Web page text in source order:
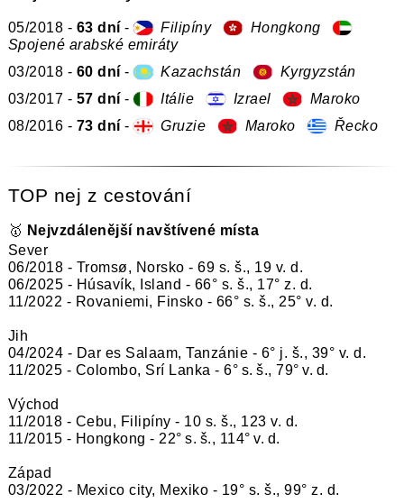
05/2018 - 63 dní - Filipíny
Hongkong
Spojené arabské emiráty
03/2018 - 60 dní - Kazachstán
Kyrgyzstán
03/2017 - 57 dní - Itálie Izrael
Maroko
08/2016 - 73 dní - Gruzie Maroko Řecko
TOP nej z cestování
🥇 Nejvzdálenější navštívené místa
Sever
06/2018 - Tromsø, Norsko - 69 s. š., 19 v. d.
06/2025 - Húsavík, Island - 66° s. š., 17° z. d.
11/2022 - Rovaniemi, Finsko - 66° s. š., 25° v. d.
Jih
04/2024 - Dar es Salaam, Tanzánie - 6° j. š., 39° v. d.
11/2025 - Colombo, Srí Lanka - 6° s. š., 79° v. d.
Východ
11/2018 - Cebu, Filipíny - 10 s. š., 123 v. d.
11/2015 - Hongkong - 22° s. š., 114° v. d.
Západ
03/2022 - Mexico city, Mexiko - 19° s. š., 99° z. d.